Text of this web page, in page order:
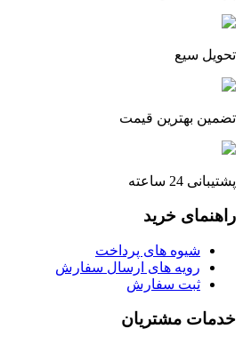
تحویل سیع
تضمین بهترین قیمت
پشتیبانی 24 ساعته
راهنمای خرید
شیوه های پرداخت
رویه های ارسال سفارش
ثبت سفارش
خدمات مشتریان